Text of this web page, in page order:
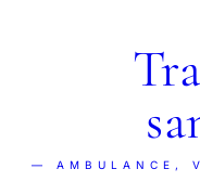
— AMBULANCE,